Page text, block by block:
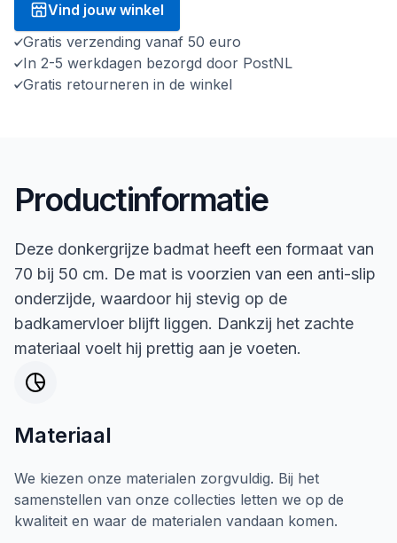
Vind jouw winkel
Gratis verzending vanaf 50 euro
In 2-5 werkdagen bezorgd door PostNL
Gratis retourneren in de winkel
Productinformatie
Deze donkergrijze badmat heeft een formaat van
70 bij 50 cm. De mat is voorzien van een anti-slip
onderzijde, waardoor hij stevig op de
badkamervloer blijft liggen. Dankzij het zachte
materiaal voelt hij prettig aan je voeten.
Materiaal
We kiezen onze materialen zorgvuldig. Bij het
samenstellen van onze collecties letten we op de
kwaliteit en waar de materialen vandaan komen.